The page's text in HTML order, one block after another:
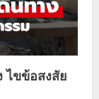
ไขข้อสงสัย